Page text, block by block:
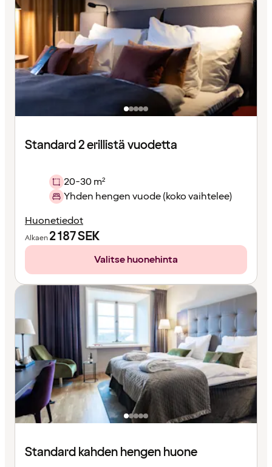
Standard 2 erillistä vuodetta
20-30 m²
Yhden hengen vuode (koko vaihtelee)
Huonetiedot
Alkaen2 187SEK
Valitse huonehinta
Standard kahden hengen huone